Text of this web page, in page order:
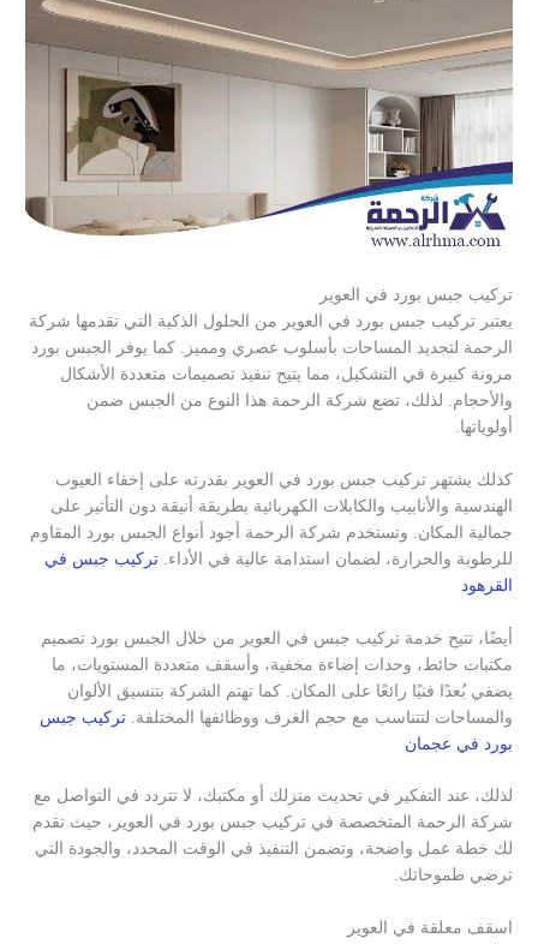
تركيب جبس بورد في العوير
يعتبر تركيب جبس بورد في العوير من الحلول الذكية التي تقدمها شركة
الرحمة لتجديد المساحات بأسلوب عصري ومميز. كما يوفر الجبس بورد
مرونة كبيرة في التشكيل، مما يتيح تنفيذ تصميمات متعددة الأشكال
والأحجام. لذلك، تضع شركة الرحمة هذا النوع من الجبس ضمن
أولوياتها.
كذلك يشتهر تركيب جبس بورد في العوير بقدرته على إخفاء العيوب
الهندسية والأنابيب والكابلات الكهربائية بطريقة أنيقة دون التأثير على
جمالية المكان. وتستخدم شركة الرحمة أجود أنواع الجبس بورد المقاوم
للرطوبة والحرارة، لضمان استدامة عالية في الأداء.تركيب جبس في
القرهود
أيضًا، تتيح خدمة تركيب جبس في العوير من خلال الجبس بورد تصميم
مكتبات حائط، وحدات إضاءة مخفية، وأسقف متعددة المستويات، ما
يضفي بُعدًا فنيًا رائعًا على المكان. كما تهتم الشركة بتنسيق الألوان
والمساحات لتتناسب مع حجم الغرف ووظائفها المختلفة.تركيب جبس
بورد في عجمان
لذلك، عند التفكير في تحديث منزلك أو مكتبك، لا تتردد في التواصل مع
شركة الرحمة المتخصصة في تركيب جبس بورد في العوير، حيث تقدم
لك خطة عمل واضحة، وتضمن التنفيذ في الوقت المحدد، والجودة التي
ترضي طموحاتك.
اسقف معلقة في العوير